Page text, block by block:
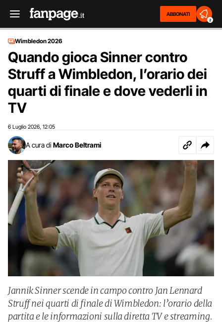
ABBONATI
2
Wimbledon 2026
Quando gioca Sinner contro
Struff a Wimbledon, l’orario dei
quarti di finale e dove vederli in
TV
6 Luglio 2026 12:05
A cura di Marco Beltrami
Jannik Sinner scende in campo contro Jan Lennard
Struff nei quarti di finale di Wimbledon: l’orario della
partita e le informazioni sulla diretta TV e streaming.